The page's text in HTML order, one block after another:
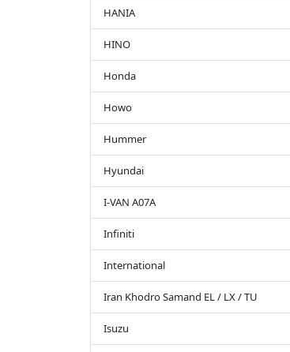
HANIA
HINO
Honda
Howo
Hummer
Hyundai
I-VAN A07A
Infiniti
International
Iran Khodro Samand EL / LX / TU
Isuzu